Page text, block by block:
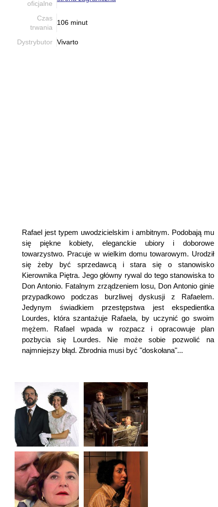
oficjalne
Czas
trwania
106 minut
Dystrybutor Vivarto
Rafael jest typem uwodzicielskim i ambitnym. Podobają mu
się piękne kobiety, eleganckie ubiory i doborowe
towarzystwo. Pracuje w wielkim domu towarowym. Urodził
się żeby być sprzedawcą i stara się o stanowisko
Kierownika Piętra. Jego główny rywal do tego stanowiska to
Don Antonio. Fatalnym zrządzeniem losu, Don Antonio ginie
przypadkowo podczas burzliwej dyskusji z Rafaelem.
Jedynym świadkiem przestępstwa jest ekspedientka
Lourdes, która szantażuje Rafaela, by uczynić go swoim
mężem. Rafael wpada w rozpacz i opracowuje plan
pozbycia się Lourdes. Nie może sobie pozwolić na
najmniejszy błąd. Zbrodnia musi być "doskołana"...